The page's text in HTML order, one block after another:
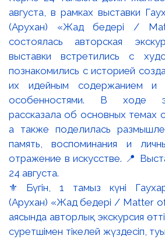
⚜️ Бүгін, 1 тамыз күні Гаухар
(Арухан) «Жад бедері / Matter
аясында авторлық экскурсия
суретшімен тікелей жүздесіп,